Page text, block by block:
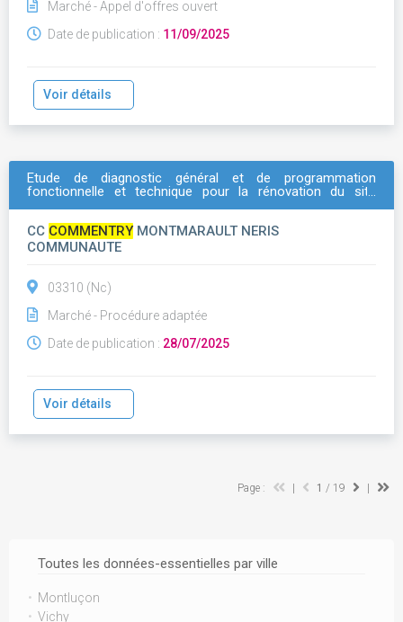
Toutes les données-essentielles par ville
Montluçon
Vichy
Marché - Appel d'offres ouvert
Date de publication : 11/09/2025
Voir détails
Etude de diagnostic général et de programmation
fonctionnelle et technique pour la rénovation du site
CC COMMENTRYMONTMARAULT NERIS
COMMUNAUTE
03310 (Nc)
Marché - Procédure adaptée
Date de publication : 28/07/2025
Voir détails
Page : 1 / 19